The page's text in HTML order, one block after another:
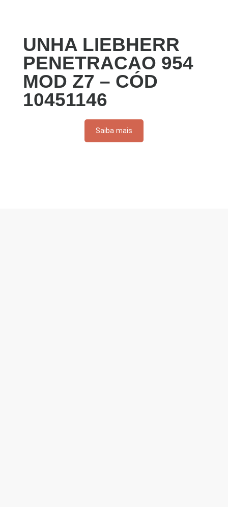
UNHA LIEBHERR
PENETRACAO 954
MOD Z7 – CÓD
10451146
Saiba mais